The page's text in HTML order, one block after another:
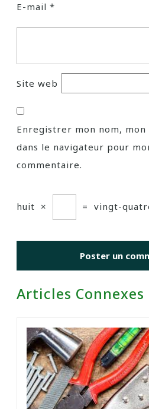
E-mail *
Site web
Enregistrer mon nom,
dans le navigateur pour
commentaire.
huit × = vingt-
Articles Connexes